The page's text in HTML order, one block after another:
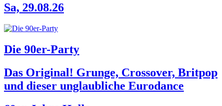
Sa, 29.08.26
Die 90er-Party
Das Original! Grunge, Crossover, Britpop
und dieser unglaubliche Eurodance